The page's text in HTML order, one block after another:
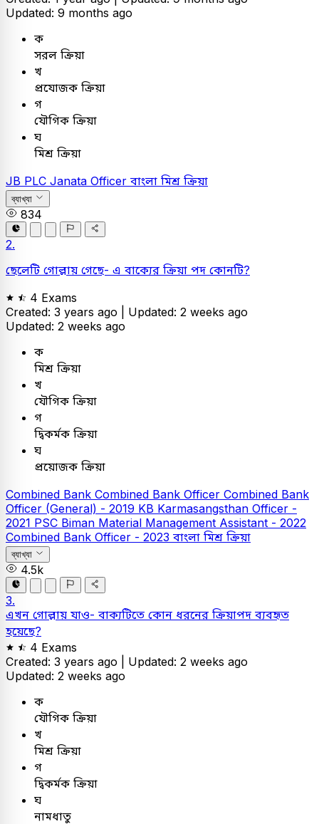
Updated: 9 months ago
ক
সরল ক্রিয়া
খ
প্রযোজক ক্রিয়া
গ
যৌগিক ক্রিয়া
ঘ
মিশ্র ক্রিয়া
JB PLC Janata Officer বাংলা মিশ্র ক্রিয়া
ব্যাখ্যা
834
2.
ছেলেটি গোল্লায় গেছে- এ বাক্যের ক্রিয়া পদ কোনটি?
4 Exams
Created: 3 years ago | Updated: 2 weeks ago
Updated: 2 weeks ago
ক
মিশ্র ক্রিয়া
খ
যৌগিক ক্রিয়া
গ
দ্বিকর্মক ক্রিয়া
ঘ
প্রয়োজক ক্রিয়া
Combined Bank Combined Bank Officer Combined Bank
Officer (General) - 2019 KB Karmasangsthan Officer -
2021 PSC Biman Material Management Assistant - 2022
Combined Bank Officer - 2023 বাংলা মিশ্র ক্রিয়া
ব্যাখ্যা
4.5k
3.
এখন গোল্লায় যাও- বাক্যটিতে কোন ধরনের ক্রিয়াপদ ব্যবহৃত
হয়েছে?
4 Exams
Created: 3 years ago | Updated: 2 weeks ago
Updated: 2 weeks ago
ক
যৌগিক ক্রিয়া
খ
মিশ্র ক্রিয়া
গ
দ্বিকর্মক ক্রিয়া
ঘ
নামধাতু